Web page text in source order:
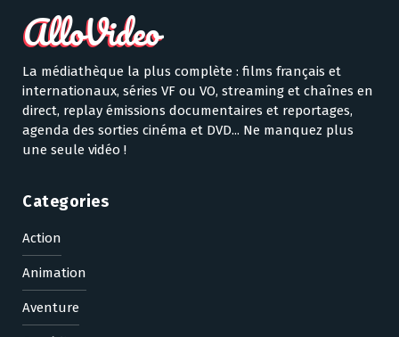
La médiathèque la plus complète : films français et
internationaux, séries VF ou VO, streaming et chaînes en
direct, replay émissions documentaires et reportages,
agenda des sorties cinéma et DVD... Ne manquez plus
une seule vidéo !
Categories
Action
Animation
Aventure